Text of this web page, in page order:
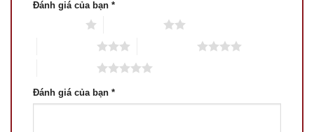
Đánh giá của bạn *
Đánh giá của bạn *